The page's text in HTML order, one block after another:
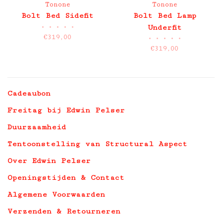
Tonone
Bolt Bed Sidefit
• • • • •
€319,00
Tonone
Bolt Bed Lamp
Underfit
• • • • •
€319,00
Cadeaubon
Freitag bij Edwin Pelser
Duurzaamheid
Tentoonstelling van Structural Aspect
Over Edwin Pelser
Openingstijden & Contact
Algemene Voorwaarden
Verzenden & Retourneren